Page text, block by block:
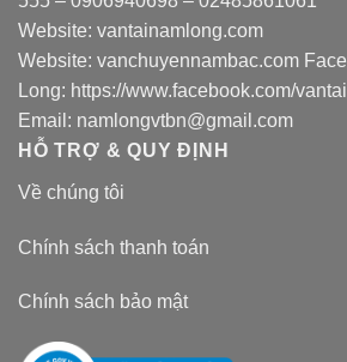
Website: vantainamlong.com
Website: vanchuyennambac.com
Long: https://www.facebook.com/
Email: namlongvtbn@gmail.com
HỖ TRỢ & QUY ĐỊNH
Về chúng tôi
Chính sách thanh toán
Chính sách bảo mật